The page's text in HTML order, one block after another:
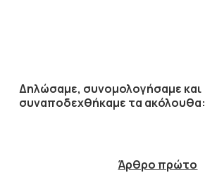
Δηλώσαμε, συνομολογήσαμε και
συναποδεχθήκαμε τα ακόλουθα:
Άρθρο πρώτο